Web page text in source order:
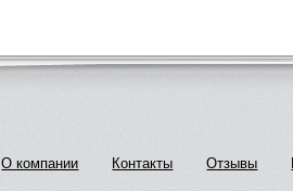
О компании Контакты Отзывы